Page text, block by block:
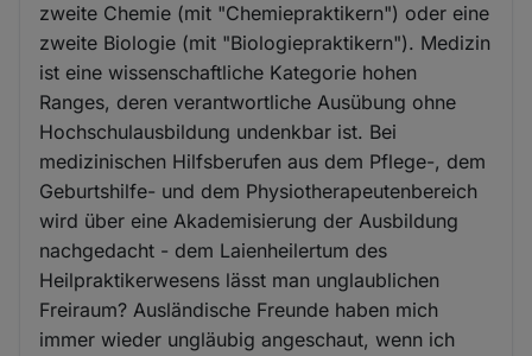
zweite Chemie (mit "Chemiepraktikern") oder eine
zweite Biologie (mit "Biologiepraktikern"). Medizin
ist eine wissenschaftliche Kategorie hohen
Ranges, deren verantwortliche Ausübung ohne
Hochschulausbildung undenkbar ist. Bei
medizinischen Hilfsberufen aus dem Pflege-, dem
Geburtshilfe- und dem Physiotherapeutenbereich
wird über eine Akademisierung der Ausbildung
nachgedacht - dem Laienheilertum des
Heilpraktikerwesens lässt man unglaublichen
Freiraum? Ausländische Freunde haben mich
immer wieder ungläubig angeschaut, wenn ich